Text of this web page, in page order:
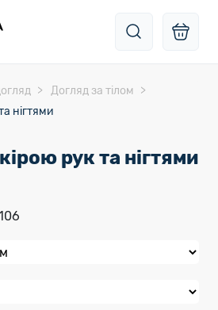
Догляд за тілом
нігтями
рук та нігтями